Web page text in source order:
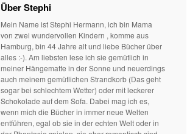
Über Stephi
Mein Name ist Stephi Hermann, ich bin Mama
von zwei wundervollen Kindern , komme aus
Hamburg, bin 44 Jahre alt und liebe Bücher über
alles :-). Am liebsten lese ich sie gemütlich in
meiner Hängematte in der Sonne und neuerdings
auch meinem gemütlichen Strandkorb (Das geht
sogar bei schlechtem Wetter) oder mit leckerer
Schokolade auf dem Sofa. Dabei mag ich es,
wenn mich die Bücher in immer neue Welten
entführen, egal ob sie in der echten Welt oder in